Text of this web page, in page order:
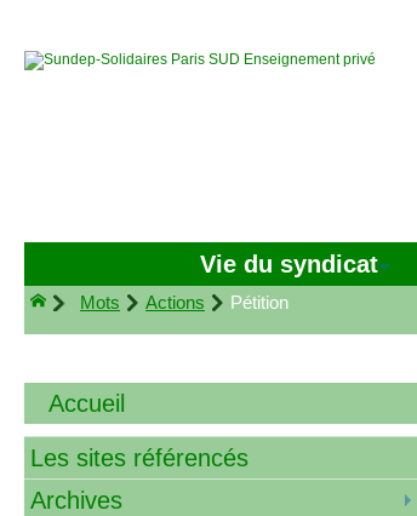
Vie du syndicat
Mots Actions Pétition
Accueil
Les sites référencés
Archives